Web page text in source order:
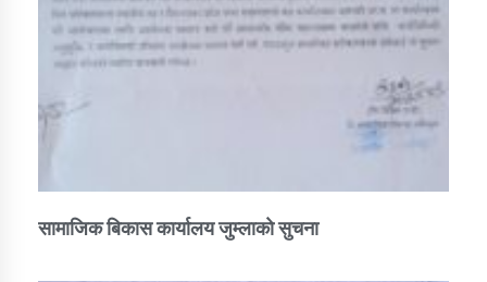
सामाजिक बिकास कार्यालय जुम्लाकाे सुचना